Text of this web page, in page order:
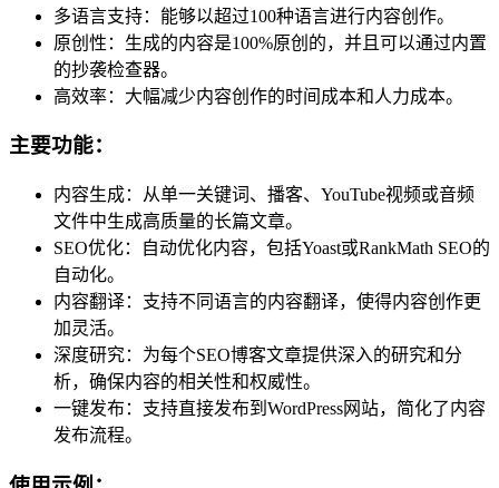
多语言支持：能够以超过100种语言进行内容创作。
原创性：生成的内容是100%原创的，并且可以通过内置
的抄袭检查器。
高效率：大幅减少内容创作的时间成本和人力成本。
主要功能：
内容生成：从单一关键词、播客、YouTube视频或音频
文件中生成高质量的长篇文章。
SEO优化：自动优化内容，包括Yoast或RankMath SEO的
自动化。
内容翻译：支持不同语言的内容翻译，使得内容创作更
加灵活。
深度研究：为每个SEO博客文章提供深入的研究和分
析，确保内容的相关性和权威性。
一键发布：支持直接发布到WordPress网站，简化了内容
发布流程。